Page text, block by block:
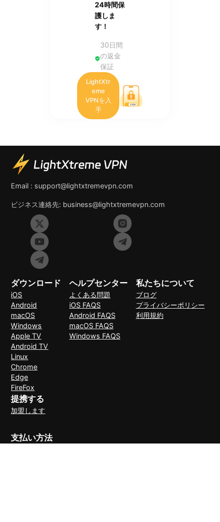
24時間保
護しま
す！
30日間
の返金
保証
LightXtr
eme
VPNを入
手
Email : support@lightxtremevpn.com
ビジネス連絡先: business@lightxtremevpn.com
ダウンロード
iOS
Android
macOS
Windows
Apple TV
Android TV
Linux
Chrome
Edge
FireFox
ヘルプセンター
よくある問題
iOS FAQS
Android FAQS
macOS FAQS
Windows FAQS
私たちについて
ブログ
プライバシーポリシー
利用規約
提携する
加盟します
支払い方法